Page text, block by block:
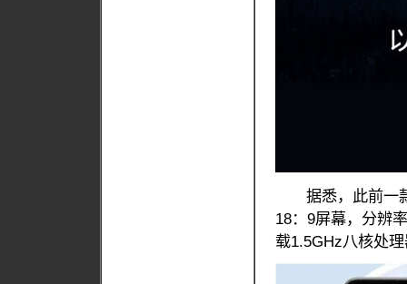
据悉，此前一款
18：9屏幕，分辨
载1.5GHz八核处